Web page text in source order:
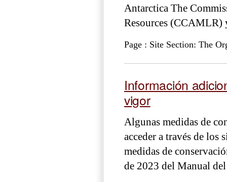
Antarctica The
Resources (CCAMLR)
Page : Site Section: The
Información
vigor
Algunas medidas de
acceder a través de
medidas de
de 2023 del Manual